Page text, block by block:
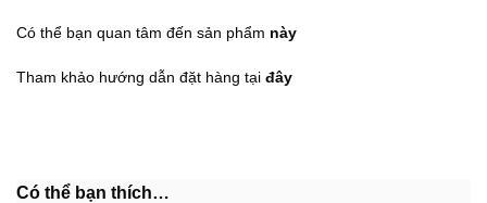
Có thể bạn quan tâm đến sản phẩm này
Tham khảo hướng dẫn đặt hàng tại đây
Có thể bạn thích…